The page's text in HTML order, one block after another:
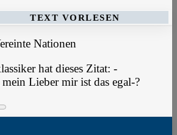
TEXT VORLESEN
Nationen
hat dieses Zitat: -
Lieber mir ist das egal-?